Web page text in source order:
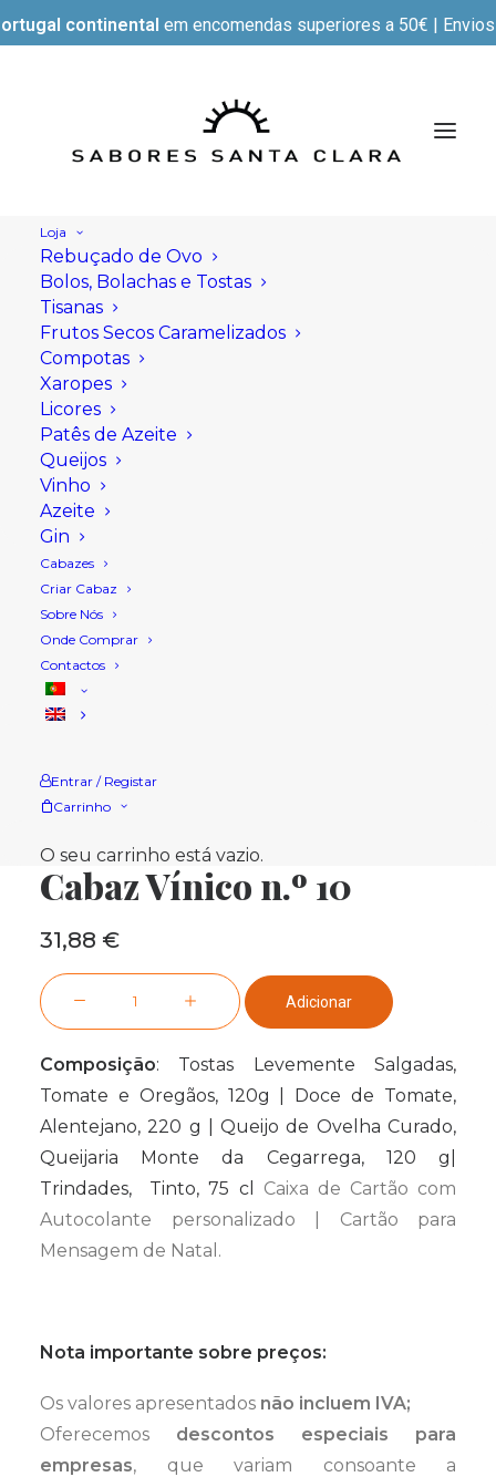
continental em encomendas superiores a 50€ |
Loja
Rebuçado de Ovo
Bolos, Bolachas e Tostas
Tisanas
Frutos Secos Caramelizados
Compotas
Xaropes
Licores
Patês de Azeite
Queijos
Vinho
Azeite
Gin
Cabazes
Criar Cabaz
Sobre Nós
Onde Comprar
Contactos
Entrar / Registar
Carrinho
O seu carrinho está vazio.
Cabaz Vínico n.º 10
31,88 €
Quantidade
de
n.º
Adicionar
Composição: Tostas Levemente Salgadas,
Tomate e Oregãos, 120g | Doce de Tomate,
Alentejano, 220 g | Queijo de Ovelha Curado,
Queijaria Monte da Cegarrega, 120 g|
Trindades, Tinto, 75 cl Caixa de Cartão com
Autocolante personalizado | Cartão para
Mensagem de Natal.
Nota importante sobre preços:
Os valores apresentados não incluem IVA;
Oferecemos descontos especiais para
empresas, que variam consoante a